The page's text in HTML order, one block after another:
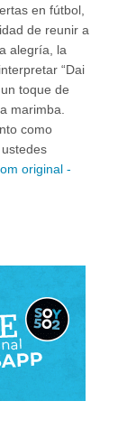
en fútbol,
de reunir a
alegría, la
“Dai
toque de
marimba.
como
original -